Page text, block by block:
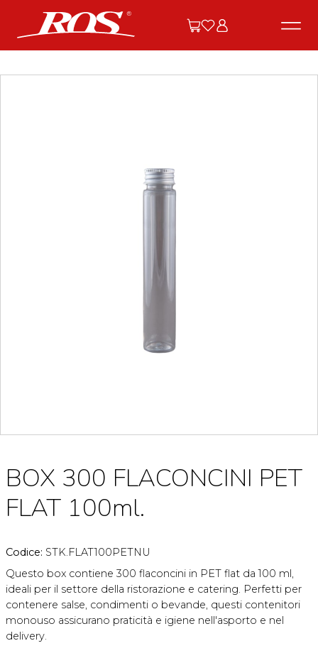
BOX 300 FLACONCINI PET
FLAT 100ml.
Codice: STK.FLAT100PETNU
Questo box contiene 300 flaconcini in PET flat da 100 ml,
ideali per il settore della ristorazione e catering. Perfetti per
contenere salse, condimenti o bevande, questi contenitori
monouso assicurano praticità e igiene nell'asporto e nel
delivery.